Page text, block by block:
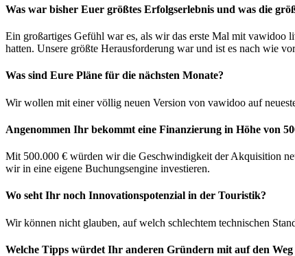
Was war bisher Euer größtes Erfolgserlebnis und was die
Ein großartiges Gefühl war es, als wir das erste Mal mit vawidoo
hatten. Unsere größte Herausforderung war und ist es nach wie
Was sind Eure Pläne für die nächsten Monate?
Wir wollen mit einer völlig neuen Version von vawidoo auf
Angenommen Ihr bekommt eine Finanzierung in Höhe von
Mit 500.000 € würden wir die Geschwindigkeit der Akquisition
wir in eine eigene Buchungsengine investieren.
Wo seht Ihr noch Innovationspotenzial in der Touristik?
Wir können nicht glauben, auf welch schlechtem technischen
Welche Tipps würdet Ihr anderen Gründern mit auf den Weg